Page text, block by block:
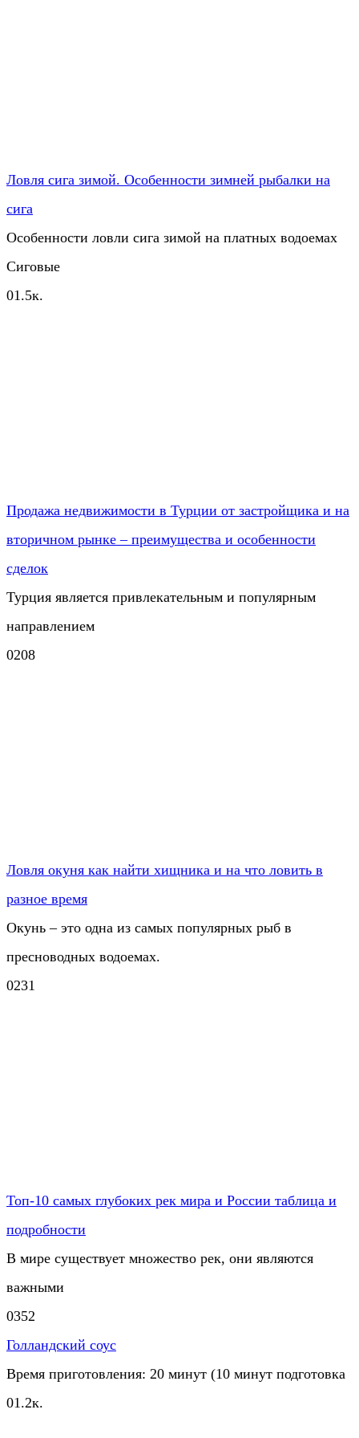
Ловля сига зимой. Особенности зимней рыбалки на
сига
Особенности ловли сига зимой на платных водоемах
Сиговые
01.5к.
Продажа недвижимости в Турции от застройщика и на
вторичном рынке – преимущества и особенности
сделок
Турция является привлекательным и популярным
направлением
0208
Ловля окуня как найти хищника и на что ловить в
разное время
Окунь – это одна из самых популярных рыб в
пресноводных водоемах.
0231
Топ-10 самых глубоких рек мира и России таблица и
подробности
В мире существует множество рек, они являются
важными
0352
Голландский соус
Время приготовления: 20 минут (10 минут подготовка
01.2к.